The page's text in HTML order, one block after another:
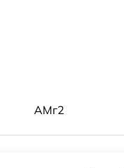
АМг2